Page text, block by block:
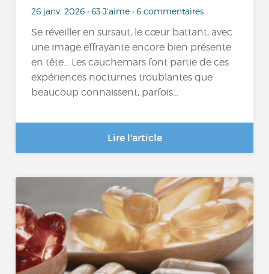
26 janv. 2026 • 63 J'aime • 6 commentaires
Se réveiller en sursaut, le cœur battant, avec
une image effrayante encore bien présente
en tête… Les cauchemars font partie de ces
expériences nocturnes troublantes que
beaucoup connaissent, parfois...
Lire l'article